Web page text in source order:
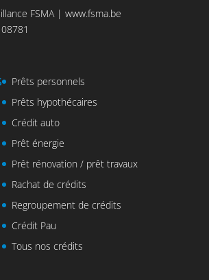
FSMA |www.fsma.be
Prêts personnels
Prêts hypothécaires
Crédit auto
Prêt énergie
Prêt rénovation / prêt travaux
Rachat de crédits
Regroupement de crédits
Crédit Pau
Tous nos crédits